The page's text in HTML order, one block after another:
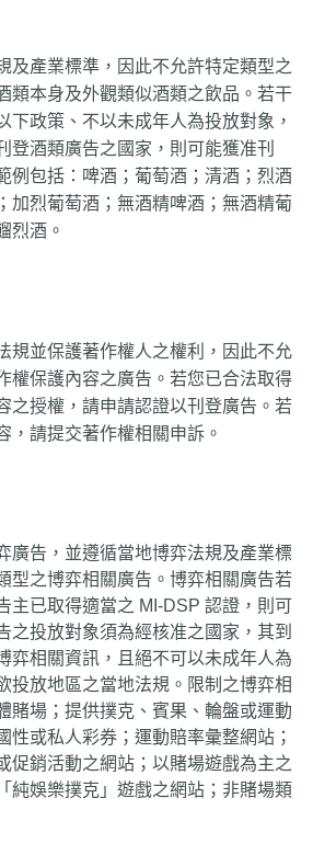
及產業標準，因此不允許特定類型之
類本身及外觀類似酒類之飲品。若干
下政策、不以未成年人為投放對象，
登酒類廣告之國家，則可能獲准刊
例包括：啤酒；葡萄酒；清酒；烈酒
加烈葡萄酒；無酒精啤酒；無酒精葡
烈酒。
規並保護著作權人之權利，因此不允
權保護內容之廣告。若您已合法取得
之授權，請申請認證以刊登廣告。若
，請提交著作權相關申訴。
廣告，並遵循當地博弈法規及產業標
型之博弈相關廣告。博弈相關廣告若
主已取得適當之 MI-DSP 認證，則可
之投放對象須為經核准之國家，其到
弈相關資訊，且絕不可以未成年人為
投放地區之當地法規。限制之博弈相
賭場；提供撲克、賓果、輪盤或運動
性或私人彩券；運動賠率彙整網站；
促銷活動之網站；以賭場遊戲為主之
純娛樂撲克」遊戲之網站；非賭場類